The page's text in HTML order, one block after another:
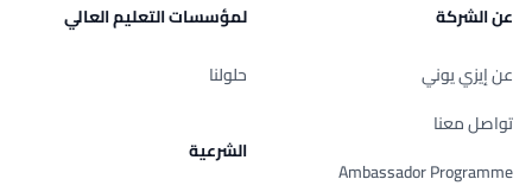
عن الشركة
عن إيزي يوني
تواصل معنا
Ambassador Programme
لمؤسسات التعليم العالي
حلولنا
الشرعية